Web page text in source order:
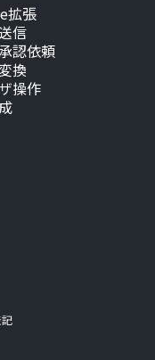
拡張
信
認依頼
換
操作